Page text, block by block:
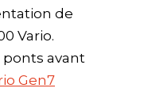
de
Vario.
avant
Gen7